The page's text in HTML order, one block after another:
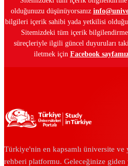
olduğunuzu düşünüyorsanız
bilgileri içerik sahibi yada yetkilisi
Sitemizdeki tüm içerik bilgilendirme
süreçleriyle ilgili güncel duyuruları
iletmek için Facebook
Türkiye'nin en kapsamlı üniversite ve
rehberi platformu. Geleceğinize giden